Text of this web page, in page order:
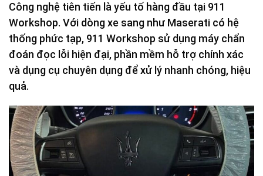
Công nghệ tiên tiến là yếu tố hàng đầu tại 911
Workshop. Với dòng xe sang như Maserati có hệ
thống phức tạp, 911 Workshop sử dụng máy chẩn
đoán đọc lỗi hiện đại, phần mềm hỗ trợ chính xác
và dụng cụ chuyên dụng để xử lý nhanh chóng, hiệu
quả.